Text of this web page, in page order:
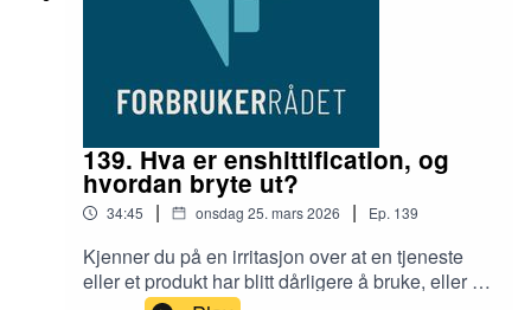
139. Hva er enshittification, og
hvordan bryte ut?
34:45 | onsdag 25. mars 2026 | Ep. 139
Kjenner du på en irritasjon over at en tjeneste
eller et produkt har blitt dårligere å bruke, eller at